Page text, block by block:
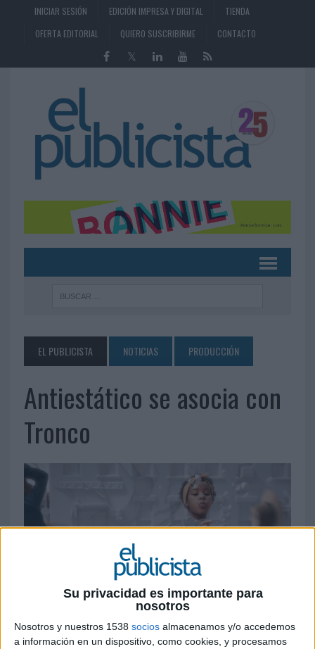
Su privacidad es importante para
nosotros
Nosotros y nuestros 1538 socios almacenamos y/o accedemos
a información en un dispositivo, como cookies, y procesamos
INICIAR SESIÓN EDICIÓN IMPRESA Y DIGITAL
TIENDA
OFERTA EDITORIAL
QUIERO SUSCRIBIRME CONTACTO
EL PUBLICISTA NOTICIAS PRODUCCIÓN
Antiestático se asocia con
Tronco
13 DE MAYO DE 2019